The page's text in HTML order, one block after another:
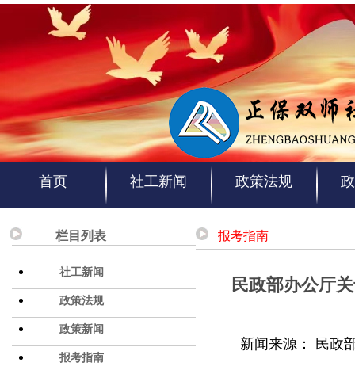
首页 社工新闻 政策法规
栏目列表
社工新闻
政策法规
政策新闻
报考指南
报考指南
民政部办公厅
新闻来源： 民政